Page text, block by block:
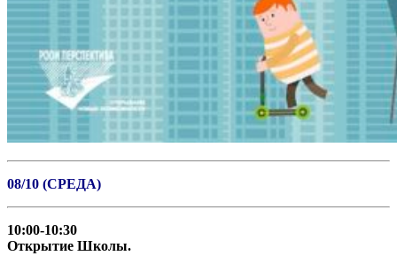
08/10 (СРЕДА)
10:00-10:30
Открытие Школы.